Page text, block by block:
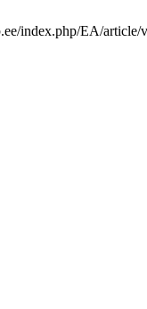
index.php/EA/article/